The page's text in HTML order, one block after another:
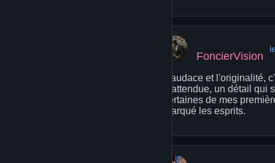
FoncierVision
L'audace et l'originalité,
inattendue, un détail qui
certaines de mes
marqué les esprits.